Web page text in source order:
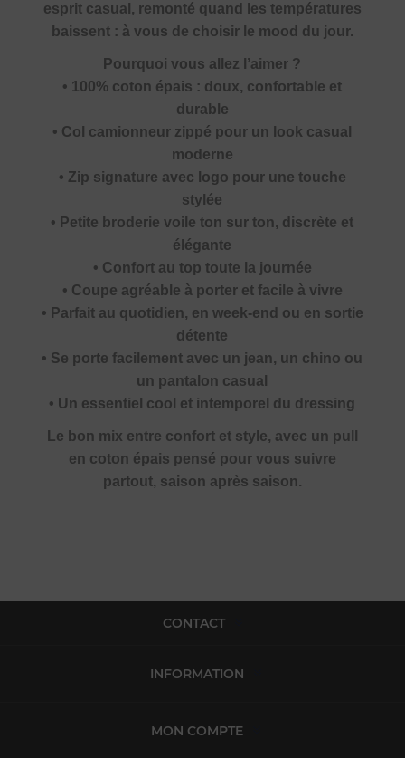
esprit casual, remonté quand les températures
baissent : à vous de choisir le mood du jour.
Pourquoi vous allez l’aimer ?
• 100% coton épais : doux, confortable et
durable
• Col camionneur zippé pour un look casual
moderne
• Zip signature avec logo pour une touche
stylée
• Petite broderie voile ton sur ton, discrète et
élégante
• Confort au top toute la journée
• Coupe agréable à porter et facile à vivre
• Parfait au quotidien, en week-end ou en sortie
détente
• Se porte facilement avec un jean, un chino ou
un pantalon casual
• Un essentiel cool et intemporel du dressing
Le bon mix entre confort et style, avec un pull
en coton épais pensé pour vous suivre
partout, saison après saison.
CONTACT
INFORMATION
MON COMPTE